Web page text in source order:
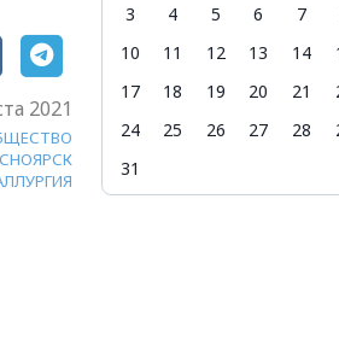
2021
3
4 5 6 7
10
11 12 13 14
17
18 19 20 21
24
25 26 27 28
31